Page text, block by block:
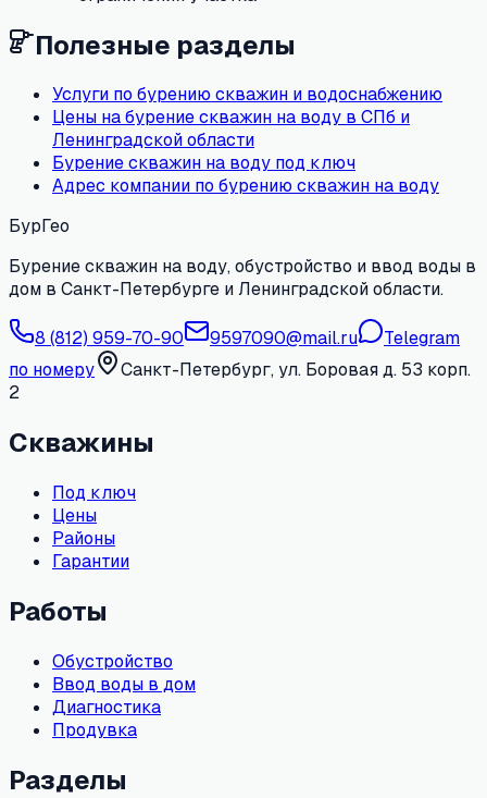
Полезные разделы
Услуги по бурению скважин и водоснабжению
Цены на бурение скважин на воду в СПб и
Ленинградской области
Бурение скважин на воду под ключ
Адрес компании по бурению скважин на воду
БурГео
Бурение скважин на воду, обустройство и ввод воды в
дом в Санкт-Петербурге и Ленинградской области.
8 (812) 959-70-90 9597090@mail.ru
Telegram
по номеру
Санкт-Петербург, ул. Боровая д. 53 корп.
2
Скважины
Под ключ
Цены
Районы
Гарантии
Работы
Обустройство
Ввод воды в дом
Диагностика
Продувка
Разделы